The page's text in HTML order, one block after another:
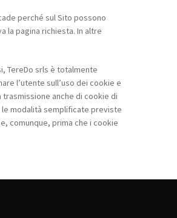
perché sul Sito possono
la pagina richiesta. In altre
TereDo srls è totalmente
l’utente sull’uso dei cookie e
anche di cookie di
le modalità semplificate previste
comunque, prima che i cookie